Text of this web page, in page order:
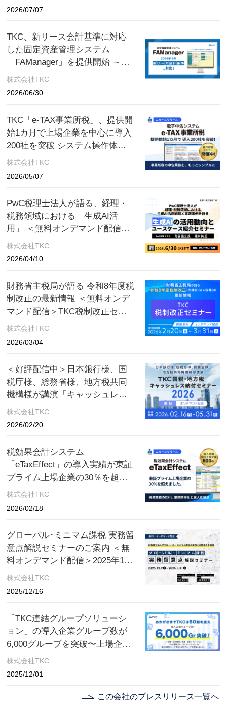
2026/07/07
TKC、新リース会計基準に対応
した固定資産管理システム
「FAManager」を提供開始 ～先
行登録機能を新搭載、迫る新基
株式会社TKC
2026/06/30
TKC「e-TAX事業所税」、提供開
始1カ月で上場企業を中心に導入
200社を突破 システム操作体感
セミナー 開催中！
株式会社TKC
2026/05/07
PwC税理士法人が語る、経理・
税務領域における「生成AI活
用」 ＜無料オンデマンド配信＞
生成AIの活用動向とユースケー
株式会社TKC
2026/04/10
財務省主税局が語る 令和8年度税
制改正の最新情報 ＜無料オンデ
マンド配信＞TKC税制改正セミ
ナー 2026年3月31日（火）まで
株式会社TKC
2026/03/04
＜好評配信中＞日本銀行様、国
税庁様、総務省様、地方税共同
機構様が講演「キャッシュレス
で納税を」—キャッシュレス納
付の最前線—【5/3１まで】
レス納付セミナー2026」のご案
内
株式会社TKC
2026/02/20
税効果会計システム
「eTaxEffect」の導入実績が東証
プライム上場企業の30％を超え
ました〜税務業務のDX化を後押
株式会社TKC
2026/02/18
グローバル･ミニマム課税 実務留
意点解説セミナーのご案内 ＜無
料オンデマンド配信＞2025年12
月9日(火)～2026年3月31日(火)
株式会社TKC
2025/12/16
「TKC連結グループソリューシ
ョン」の導入企業グループ数が
6,000グループを突破〜上場企業
を中心に、グループ経理業務の
株式会社TKC
2025/12/01
この会社のプレスリリース一覧へ